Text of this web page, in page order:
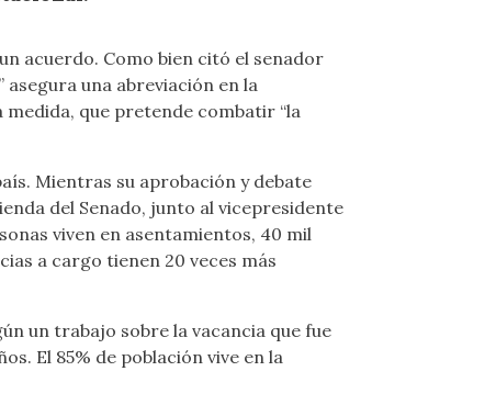
acuerdo. Como bien citó el senador
una abreviación en la
medida, que pretende combatir “la
Mientras su aprobación y debate
del Senado, junto al vicepresidente
viven en asentamientos, 40 mil
a cargo tienen 20 veces más
un trabajo sobre la vacancia que fue
El 85% de población vive en la